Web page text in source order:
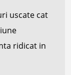
uscate cat
ridicat in